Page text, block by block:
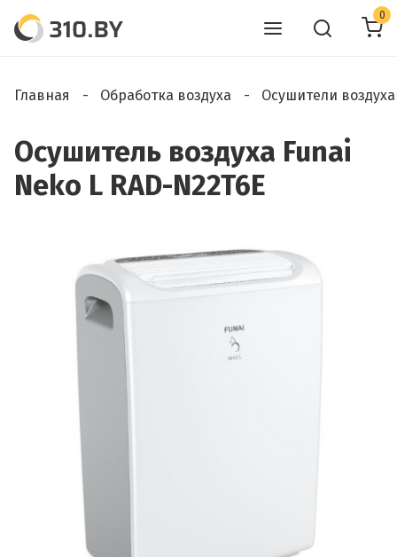
0
Главная Обработка воздуха Осушители воздуха
Осушитель воздуха Funai
Neko L RAD-N22T6E